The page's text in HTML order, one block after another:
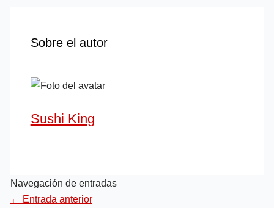
Sobre el autor
Sushi King
Navegación de entradas
← Entrada anterior